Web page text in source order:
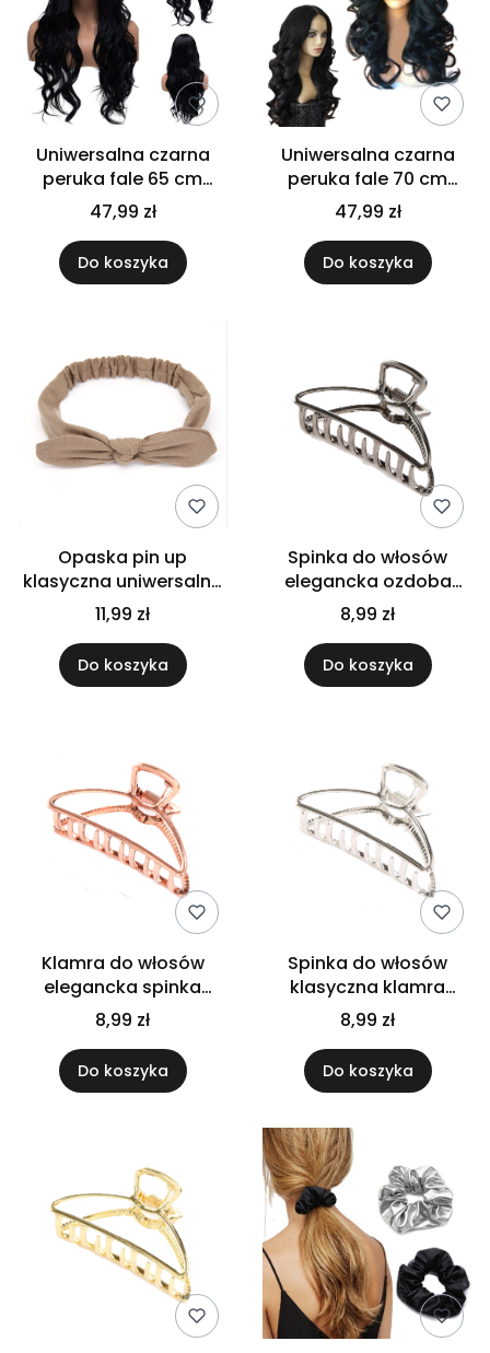
Uniwersalna czarna
peruka fale 65 cm
długa damska na
codzień, imprezę
47,99 zł
Do koszyka
Uniwersalna czarna
peruka fale 70 cm
długa damska na
codzień, imprezę
47,99 zł
Do koszyka
Opaska pin up
klasyczna uniwersalna
do włosów wygodna
gumka kokardka
beżowa
11,99 zł
Do koszyka
Spinka do włosów
elegancka ozdoba
solidna szczęka zacisk
klamra czarna
8,99 zł
Do koszyka
Klamra do włosów
elegancka spinka
klasyczna solidny
zacisk metalowa
różowa
8,99 zł
Do koszyka
Spinka do włosów
klasyczna klamra
elegancka ozdoba
metalowa szczęka
srebrna
8,99 zł
Do koszyka